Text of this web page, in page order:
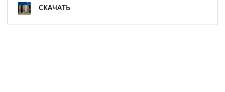
СКАЧАТЬ